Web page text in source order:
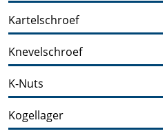
Kartelschroef
Knevelschroef
K-Nuts
Kogellager